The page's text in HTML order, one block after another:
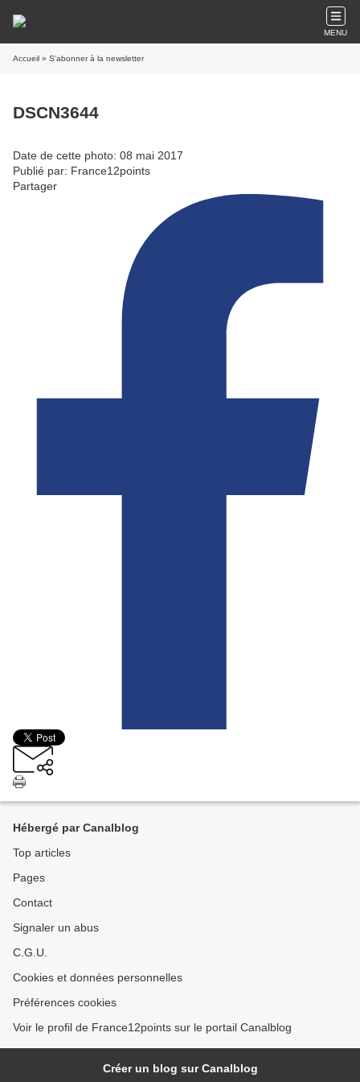
MENU
Accueil » S'abonner à la newsletter
DSCN3644
Date de cette photo: 08 mai 2017
Publié par: France12points
Partager
Hébergé par Canalblog
Top articles
Pages
Contact
Signaler un abus
C.G.U.
Cookies et données personnelles
Préférences cookies
Voir le profil de France12points sur le portail Canalblog
Créer un blog sur Canalblog